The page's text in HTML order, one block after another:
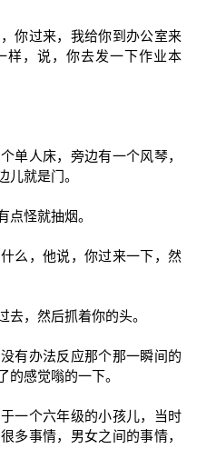
你过来，我给你到办公室来
样，说，你去发一下作业本
单人床，旁边有一个风琴，
儿就是门。
点怪就抽烟。
么，他说，你过来一下，然
，然后抓着你的头。
有办法反应那个那一瞬间的
的感觉嗡的一下。
一个六年级的小孩儿，当时
多事情，男女之间的事情，